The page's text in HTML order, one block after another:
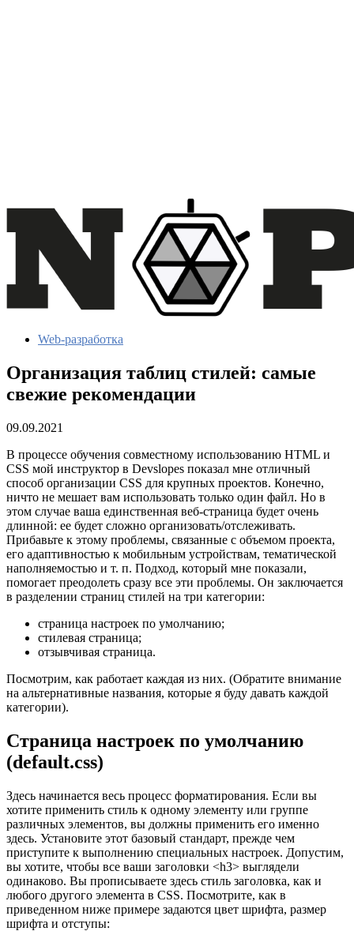
Web-разработка
Организация таблиц стилей: самые
свежие рекомендации
09.09.2021
В процессе обучения совместному использованию HTML и
CSS мой инструктор в Devslopes показал мне отличный
способ организации CSS для крупных проектов. Конечно,
ничто не мешает вам использовать только один файл. Но в
этом случае ваша единственная веб-страница будет очень
длинной: ее будет сложно организовать/отслеживать.
Прибавьте к этому проблемы, связанные с объемом проекта,
его адаптивностью к мобильным устройствам, тематической
наполняемостью и т. п. Подход, который мне показали,
помогает преодолеть сразу все эти проблемы. Он заключается
в разделении страниц стилей на три категории:
страница настроек по умолчанию;
стилевая страница;
отзывчивая страница.
Посмотрим, как работает каждая из них. (Обратите внимание
на альтернативные названия, которые я буду давать каждой
категории).
Страница настроек по умолчанию
(default.css)
Здесь начинается весь процесс форматирования. Если вы
хотите применить стиль к одному элементу или группе
различных элементов, вы должны применить его именно
здесь. Установите этот базовый стандарт, прежде чем
приступите к выполнению специальных настроек. Допустим,
вы хотите, чтобы все ваши заголовки <h3> выглядели
одинаково. Вы прописываете здесь стиль заголовка, как и
любого другого элемента в CSS. Посмотрите, как в
приведенном ниже примере задаются цвет шрифта, размер
шрифта и отступы: